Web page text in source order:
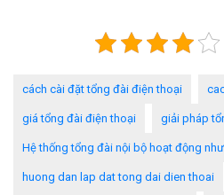
cách cài đặt tổng đài điện thoại
giá tổng đài điện thoại giải pháp
Hệ thống tổng đài nội bộ hoạt động
huong dan lap dat tong dai dien thoai